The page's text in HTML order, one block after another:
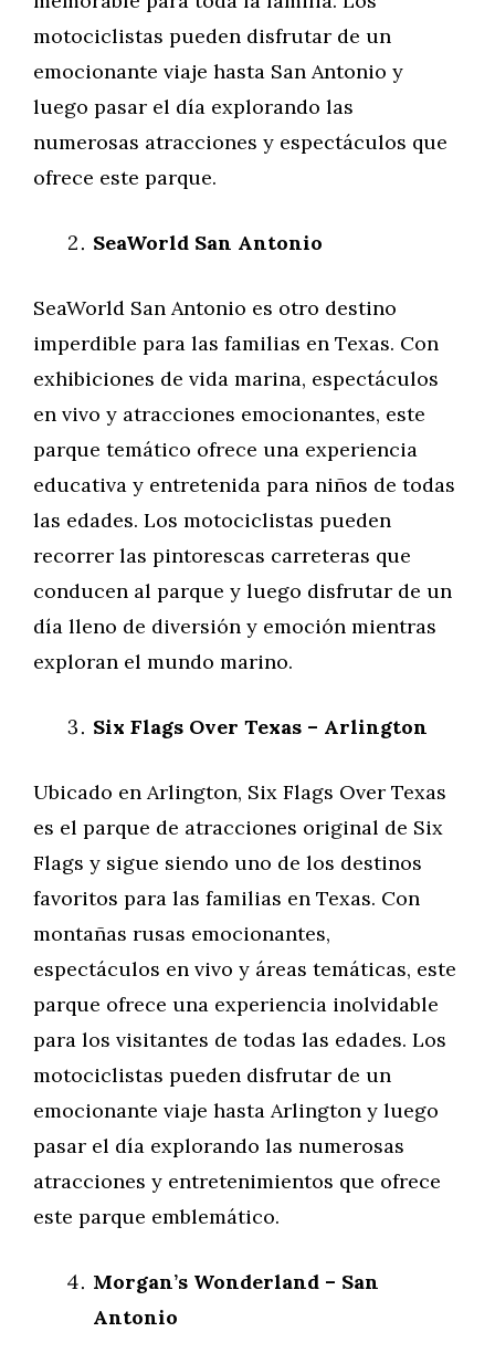
motociclistas pueden disfrutar de un
emocionante viaje hasta San Antonio y
luego pasar el día explorando las
numerosas atracciones y espectáculos que
ofrece este parque.
SeaWorld San Antonio
SeaWorld San Antonio es otro destino
imperdible para las familias en Texas. Con
exhibiciones de vida marina, espectáculos
en vivo y atracciones emocionantes, este
parque temático ofrece una experiencia
educativa y entretenida para niños de todas
las edades. Los motociclistas pueden
recorrer las pintorescas carreteras que
conducen al parque y luego disfrutar de un
día lleno de diversión y emoción mientras
exploran el mundo marino.
Six Flags Over Texas – Arlington
Ubicado en Arlington, Six Flags Over Texas
es el parque de atracciones original de Six
Flags y sigue siendo uno de los destinos
favoritos para las familias en Texas. Con
montañas rusas emocionantes,
espectáculos en vivo y áreas temáticas, este
parque ofrece una experiencia inolvidable
para los visitantes de todas las edades. Los
motociclistas pueden disfrutar de un
emocionante viaje hasta Arlington y luego
pasar el día explorando las numerosas
atracciones y entretenimientos que ofrece
este parque emblemático.
Morgan’s Wonderland – San
Antonio